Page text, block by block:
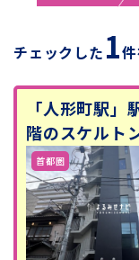
チェックした 1
「人形町駅
階のスケルト